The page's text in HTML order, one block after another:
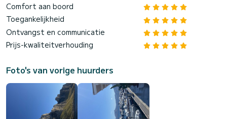
Comfort aan boord
Toegankelijkheid
Ontvangst en communicatie
Prijs-kwaliteitverhouding
Foto's van vorige huurders